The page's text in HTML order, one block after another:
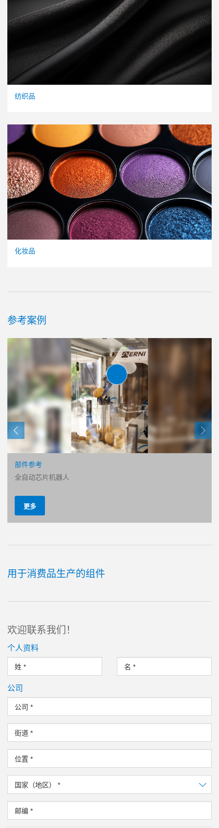
纺织品
化妆品
参考案例
2指长行程平行抓手
GEH6000IL 系列
部件参考
全自动芯片机器人
更多
用于消费品生产的组件
欢迎联系我们！
个人资料
姓 * 名 *
公司
公司 *
街道 *
位置 *
国家（地区） *
邮编 *